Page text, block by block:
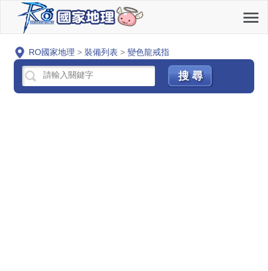
RO國家地理 > 裝備列表 > 變色龍戒指